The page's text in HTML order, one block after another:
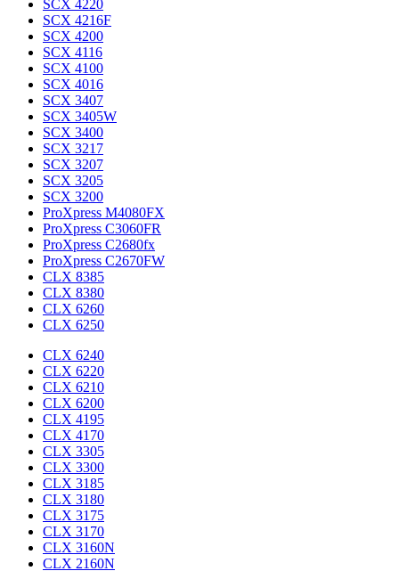
SCX 4220
SCX 4216F
SCX 4200
SCX 4116
SCX 4100
SCX 4016
SCX 3407
SCX 3405W
SCX 3400
SCX 3217
SCX 3207
SCX 3205
SCX 3200
ProXpress M4080FX
ProXpress C3060FR
ProXpress C2680fx
ProXpress C2670FW
CLX 8385
CLX 8380
CLX 6260
CLX 6250
CLX 6240
CLX 6220
CLX 6210
CLX 6200
CLX 4195
CLX 4170
CLX 3305
CLX 3300
CLX 3185
CLX 3180
CLX 3175
CLX 3170
CLX 3160N
CLX 2160N